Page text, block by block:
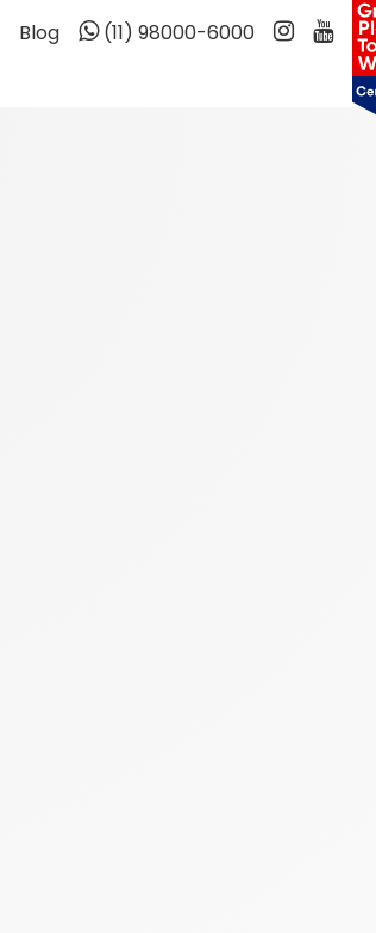
Blog (11) 98000-6000